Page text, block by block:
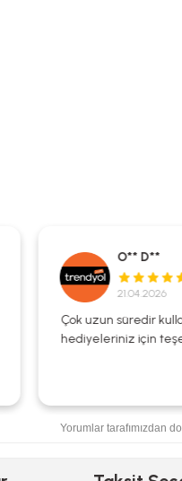
O** D**
21.04.2026
Çok uzun süredir
hediyeleriniz için
Yorumlar tarafımızdan